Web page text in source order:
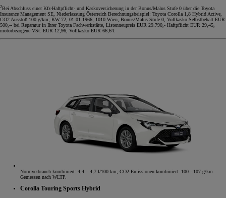
2Bei Abschluss einer Kfz-Haftpflicht- und Kaskoversicherung in der Bonus/Malus Stufe 0 über die Toyota
Insurance Management SE, Niederlassung Österreich Berechnungsbeispiel: Toyota Corolla 1,8 Hybrid Active,
CO2 Ausstoß 100 g/km; KW 72, 01.01.1966, 1010 Wien, Bonus/Malus Stufe 0, Vollkasko Selbstbehalt EUR
500,-- bei Reparatur in Ihrer Toyota Fachwerkstätte, Listenneupreis EUR 29.790,- Haftpflicht EUR 29,45,
motorbezogene VSt. EUR 12,96, Vollkasko EUR 66,64.
Normverbrauch kombiniert: 4,4 – 4,7 l/100 km, CO2-Emissionen kombiniert: 100 - 107 g/km.
Gemessen nach WLTP.
Corolla Touring Sports Hybrid